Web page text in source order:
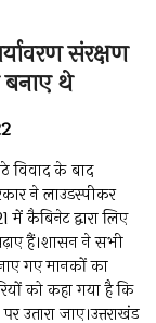
t
o
संरक्षण
थे
विवाद के बाद
ने लाउडस्पीकर
कैबिनेट द्वारा लिए
हैं।शासन ने सभी
गए मानकों का
को कहा गया है कि
उतारा जाए।उत्तराखंड